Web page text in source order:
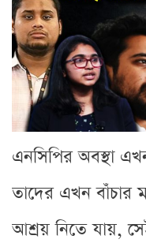
এনসিপির অবস্থা
তাদের এখন বাঁচার
আশ্রয় নিতে যায়,